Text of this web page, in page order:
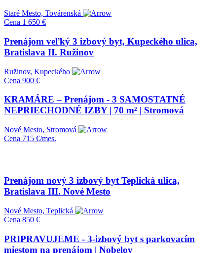
Staré Mesto, Továrenská
Cena 1 650 €
Prenájom veľký 3 izbový byt, Kupeckého ulica,
Bratislava II. Ružinov
Ružinov, Kupeckého
Cena 900 €
KRAMÁRE – Prenájom - 3 SAMOSTATNÉ
NEPRIECHODNÉ IZBY | 70 m² | Stromová
Nové Mesto, Stromová
Cena 715 €/mes.
Prenájom nový 3 izbový byt Teplická ulica,
Bratislava III. Nové Mesto
Nové Mesto, Teplická
Cena 850 €
PRIPRAVUJEME - 3-izbový byt s parkovacím
miestom na prenájom | Nobelov